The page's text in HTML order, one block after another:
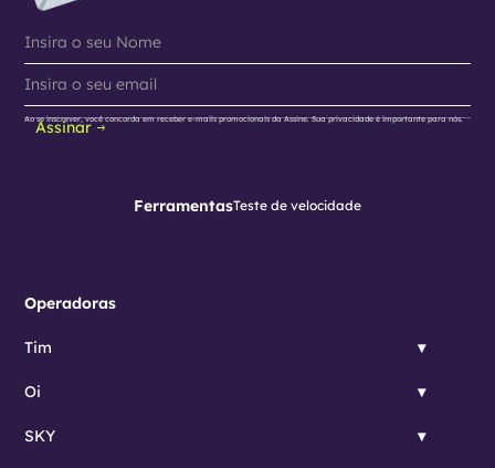
Assinar
Ao se inscrever, você concorda em receber e-mails promocionais da Assine. Sua privacidade é importante para nós.
FerramentasTeste de velocidade
Operadoras
Tim
Oi
SKY